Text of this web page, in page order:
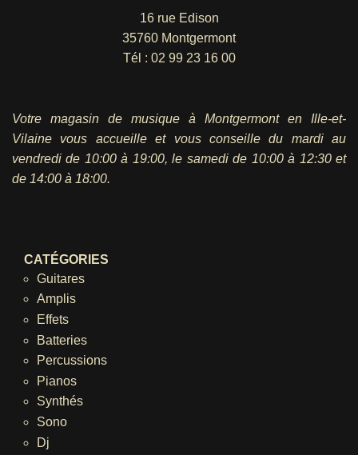
16 rue Edison
35760 Montgermont
Tél : 02 99 23 16 00
Votre magasin de musique à Montgermont en Ille-et-
Vilaine vous accueille et vous conseille du mardi au
vendredi de 10:00 à 19:00, le samedi de 10:00 à 12:30 et
de 14:00 à 18:00.
CATÉGORIES
Guitares
Amplis
Effets
Batteries
Percussions
Pianos
Synthés
Sono
Dj